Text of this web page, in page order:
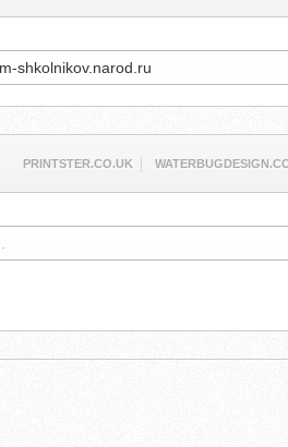
PRINTSTER.CO.UK